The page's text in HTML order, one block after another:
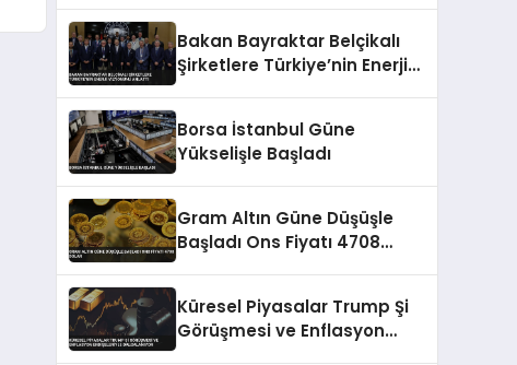
Bakan Bayraktar Belçikalı
Şirketlere Türkiye’nin Enerji
Borsa İstanbul Güne
Yükselişle Başladı
Gram Altın Güne Düşüşle
Başladı Ons Fiyatı 4708
Küresel Piyasalar Trump Şi
Görüşmesi ve Enflasyon